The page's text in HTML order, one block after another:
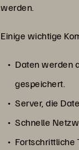
werden.
Einige wichtige
Daten werden
gespeichert.
Server, die
Schnelle
Fortschrittliche